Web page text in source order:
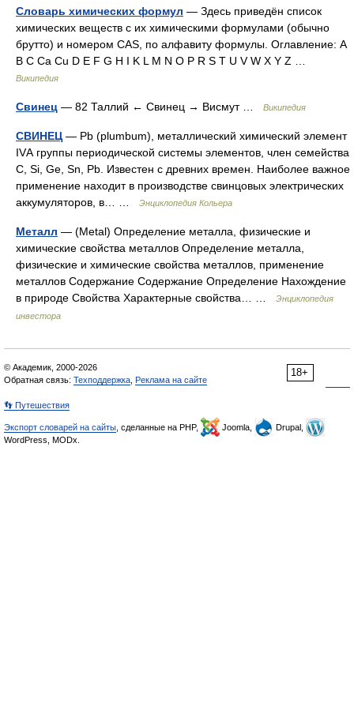
Словарь химических формул — Здесь приведён список
химических веществ с их химическими формулами (обычно
брутто) и номером CAS, по алфавиту формулы. Оглавление: A
B C Ca Cu D E F G H I K L M N O P R S T U V W X Y Z …
Википедия
Свинец — 82 Таллий ← Свинец → Висмут … Википедия
СВИНЕЦ — Pb (plumbum), металлический химический элемент
IVА группы периодической системы элементов, член семейства
C, Si, Ge, Sn, Pb. Известен с древних времен. Наиболее важное
применение находит в производстве свинцовых электрических
аккумуляторов, в… …
Энциклопедия Кольера
Металл — (Metal) Определение металла, физические и
химические свойства металлов Определение металла,
физические и химические свойства металлов, применение
металлов Содержание Содержание Определение Нахождение
в природе Свойства Характерные свойства… …
Энциклопедия
инвестора
18+
© Академик, 2000-2026
Обратная связь: Техподдержка Реклама на сайте
👣 Путешествия
Экспорт словарей на сайты , сделанные на PHP, Joomla,
Drupal,
WordPress, MODx.